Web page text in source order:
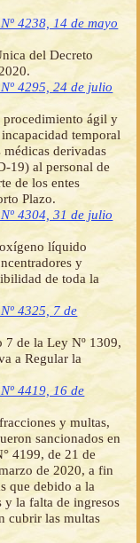
4238, 14 de mayo
del Decreto
4295, 24 de julio
procedimiento ágil y
temporal
derivadas
19) al personal de
de los entes
Plazo.
4304, 31 de julio
líquido
y
de toda la
4325, 7 de
de la Ley Nº 1309,
a Regular la
4419, 16 de
y multas,
sancionados en
4199, de 21 de
de 2020, a fin
que debido a la
y la falta de ingresos
cubrir las multas